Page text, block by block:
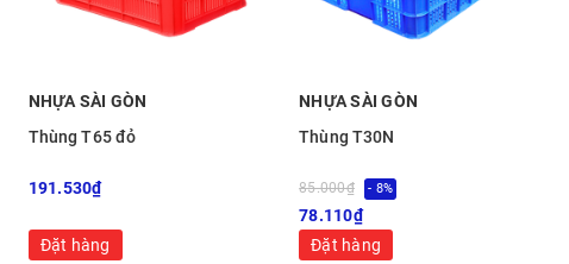
NHỰA SÀI GÒN
Thùng T65 đỏ
191.530₫
Đặt hàng
NHỰA SÀI GÒN
Thùng T30N
85.000₫ - 8%
78.110₫
Đặt hàng